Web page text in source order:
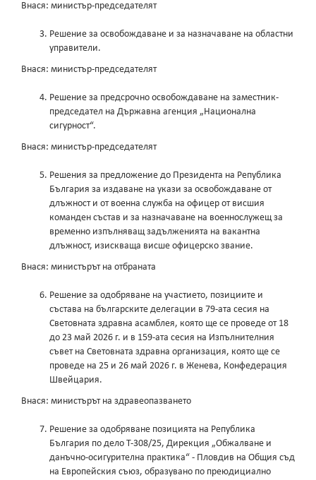
Внася: министър-председателят
Решение за освобождаване и за назначаване на областни
управители.
Внася: министър-председателят
Решение за предсрочно освобождаване на заместник-
председател на Държавна агенция „Национална
сигурност“.
Внася: министър-председателят
Решения за предложение до Президента на Република
България за издаване на укази за освобождаване от
длъжност и от военна служба на офицер от висшия
команден състав и за назначаване на военнослужещ за
временно изпълняващ задълженията на вакантна
длъжност, изискваща висше офицерско звание.
Внася: министърът на отбраната
Решение за одобряване на участието, позициите и
състава на българските делегации в 79-ата сесия на
Световната здравна асамблея, която ще се проведе от 18
до 23 май 2026 г. и в 159-ата сесия на Изпълнителния
съвет на Световната здравна организация, която ще се
проведе на 25 и 26 май 2026 г. в Женева, Конфедерация
Швейцария.
Внася: министърът на здравеопазването
Решение за одобряване позицията на Република
България по дело Т-308/25, Дирекция „Обжалване и
данъчно-осигурителна практика“ - Пловдив на Общия съд
на Европейския съюз, образувано по преюдициално